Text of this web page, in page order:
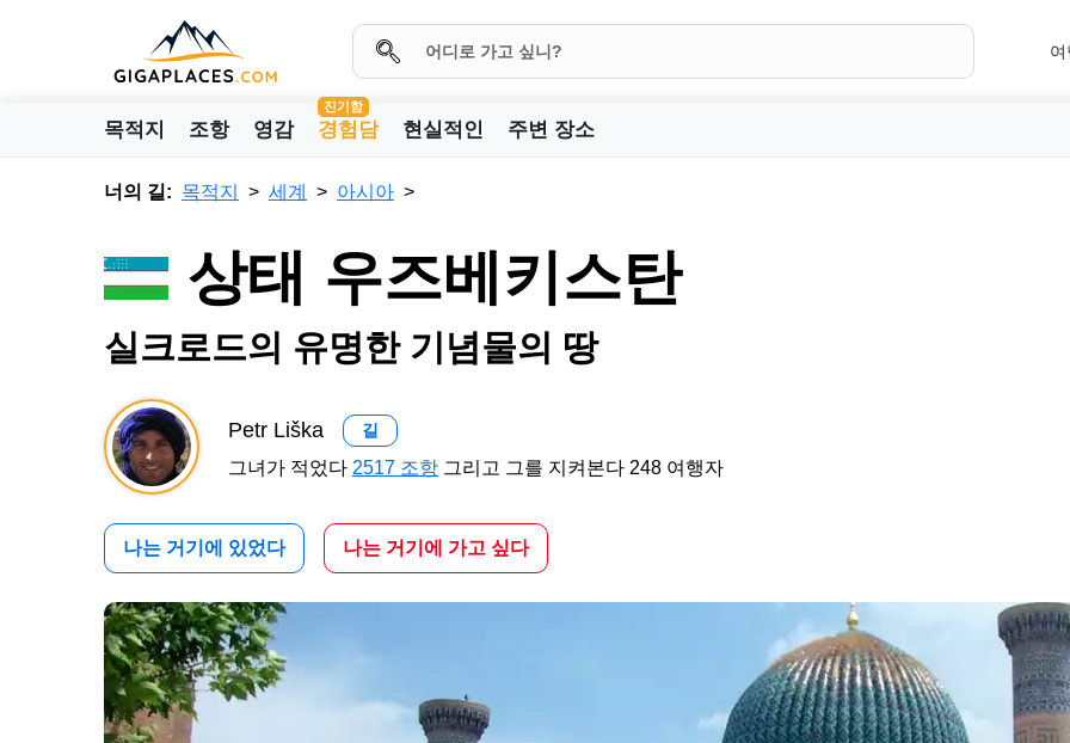
목적지 조항 영감
진기함
경험담 현실적인 주변 장소
너의 길: 목적지 세계 아시아
상태 우즈베키스탄
실크로드의 유명한 기념물의 땅
Petr Liška 길
그녀가 적었다 2517 조항 그리고 그를 지켜본다 248 여행자
나는 거기에 있었다 나는 거기에 가고 싶다